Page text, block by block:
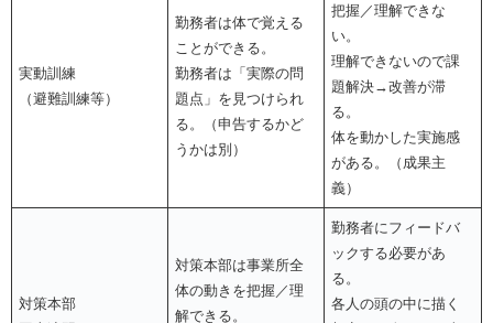
実動訓練
（避難訓練等）
勤務者は体で覚える
ことができる。
勤務者は「実際の問
題点」を見つけられ
る。（申告するかど
うかは別）
把握／理解できな
い。
理解できないので課
題解決→改善が滞
る。
体を動かした実施感
がある。（成果主
義）
対策本部
対策本部は事業所全
体の動きを把握／理
解できる。
勤務者にフィードバ
ックする必要があ
る。
各人の頭の中に描く